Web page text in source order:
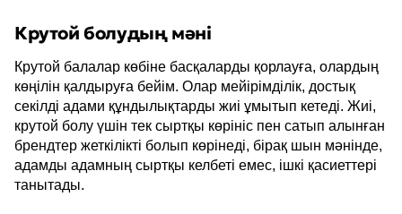
Крутой болудың мәні
Крутой балалар көбіне басқаларды қорлауға, олардың
көңілін қалдыруға бейім. Олар мейірімділік, достық
секілді адами құндылықтарды жиі ұмытып кетеді. Жиі,
крутой болу үшін тек сыртқы көрініс пен сатып алынған
брендтер жеткілікті болып көрінеді, бірақ шын мәнінде,
адамды адамның сыртқы келбеті емес, ішкі қасиеттері
танытады.